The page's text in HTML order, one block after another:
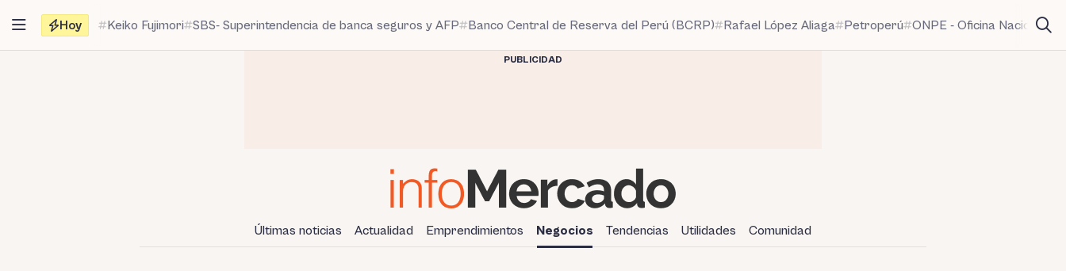
contenido
Hoy Keiko Fujimori SBS- Superintendencia de banca seguros y AFP Banco Central de Reserva del Perú (BCRP) Rafael López Aliaga Petroperú ONPE - Oficina Nacional
PUBLICIDAD
Últimas noticias Actualidad Emprendimientos Negocios Tendencias Utilidades Comunidad